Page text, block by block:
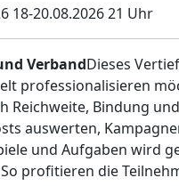
18-20.08.2026 21 Uhr
VerbandDieses
professionalisieren
Reichweite, Bindung
auswerten,
und Aufgaben wird
profitieren die